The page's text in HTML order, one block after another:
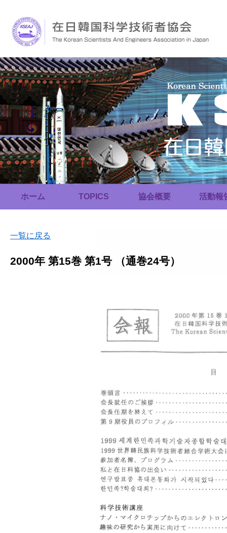
ホーム TOPICS 協会概要 活動報
一覧に戻る
2000年 第15巻 第1号 （通巻24号）